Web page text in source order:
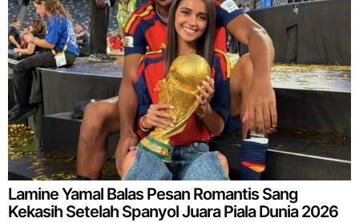
Lamine Yamal Balas Pesan Romantis Sang
Kekasih Setelah Spanyol Juara Piala Dunia 2026